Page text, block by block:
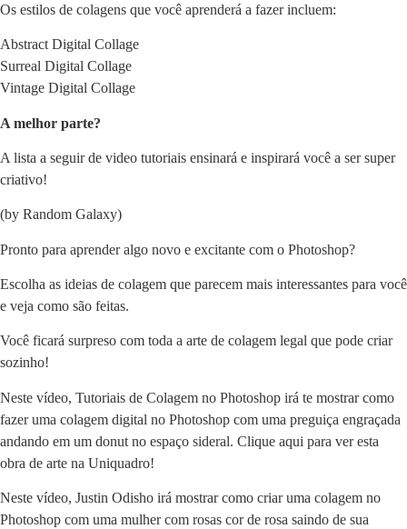
Os estilos de colagens que você aprenderá a fazer incluem:
Abstract Digital Collage
Surreal Digital Collage
Vintage Digital Collage
A melhor parte?
A lista a seguir de video tutoriais ensinará e inspirará você a sersuper
criativo!
(by Random Galaxy)
Pronto para aprender algo novo e excitante com o Photoshop?
Escolha as ideias de colagem que parecem mais interessantes para você
e veja como são feitas.
Você ficará surpreso com toda a arte de colagem legal que pode criar
sozinho!
Neste vídeo, Tutoriais de Colagem no Photoshop irá te mostrar como
fazer uma colagem digital no Photoshop com uma preguiça engraçada
andando em um donut no espaço sideral. Clique aqui para ver esta
obra de arte na Uniquadro!
Neste vídeo, Justin Odisho irá mostrar como criar uma colagem no
Photoshop com uma mulher com rosas cor de rosa saindo de sua